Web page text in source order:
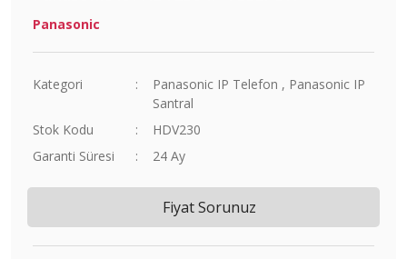
Panasonic
Kategori Panasonic IP Telefon , Panasonic IP
Santral
Stok Kodu
HDV230
Garanti Süresi
24 Ay
Fiyat Sorunuz